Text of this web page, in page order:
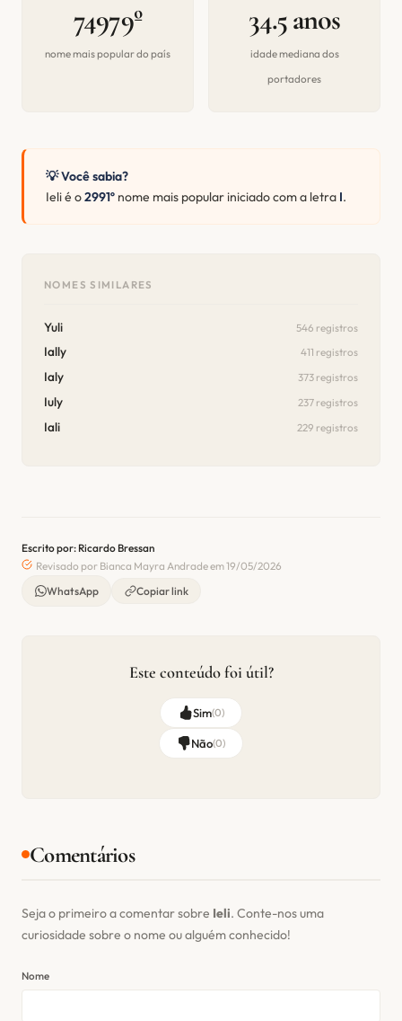
74979º
nome mais popular do país
34.5 anos
idade mediana dos
portadores
💡 Você sabia?
Ieli é o2991º nome mais popular iniciado com a letra I.
NOMES SIMILARES
Yuli 546 registros
Ially 411 registros
Ialy 373 registros
Iuly 237 registros
Iali 229 registros
Escrito por: Ricardo Bressan
Revisado por Bianca Mayra Andrade em 19/05/2026
WhatsApp
Copiar link
Este conteúdo foi útil?
Sim(0)
Não(0)
Comentários
Seja o primeiro a comentar sobre Ieli. Conte-nos uma
curiosidade sobre o nome ou alguém conhecido!
Nome